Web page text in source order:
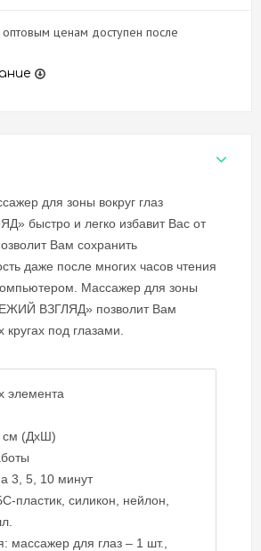
оптовым ценам доступен после
для зоны вокруг глаз
быстро и легко избавит Вас от
Вам сохранить
даже после многих часов чтения
Массажер для зоны
ВЗГЛЯД» позволит Вам
под глазами.
элемента
см (ДхШ)
3, 5, 10 минут
пластик, силикон, нейлон,
массажер для глаз – 1 шт.,